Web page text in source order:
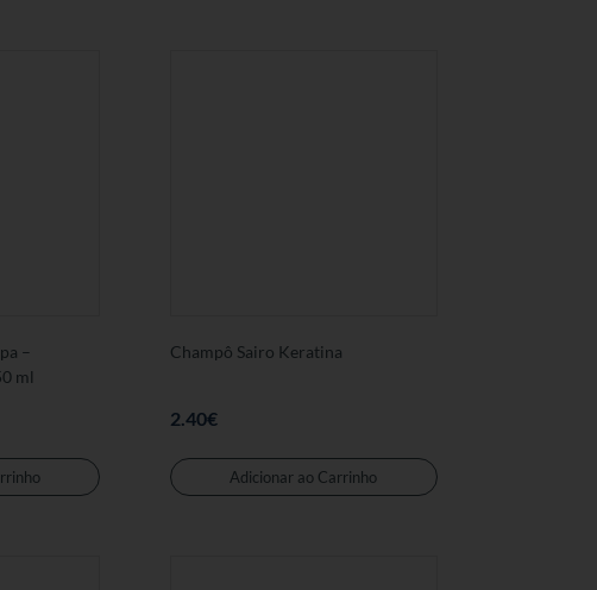
–
ml
Champô Sairo Keratina
2.40€
Adicionar ao Carrinho